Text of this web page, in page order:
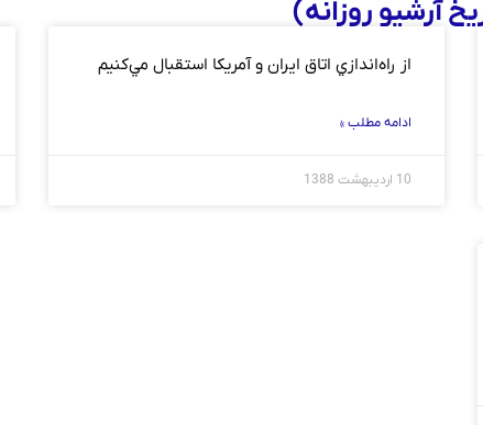
از راه‌اندازي اتاق ايران و آمريكا استقبال مي‌كنيم
ادامه مطلب »
10 اردیبهشت 1388